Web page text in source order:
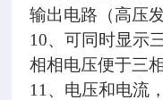
输出电路（高压
10、可同时显示
相相电压便于三
11 、电压和电流